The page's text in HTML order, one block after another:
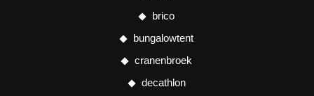
brico
bungalowtent
cranenbroek
decathlon